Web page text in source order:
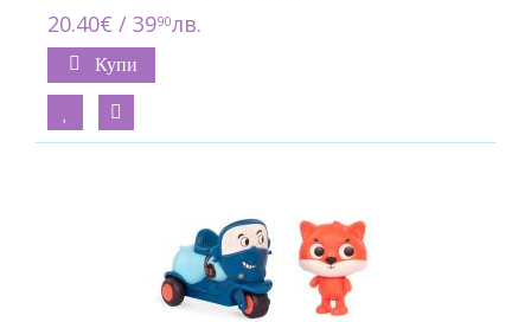
20.40€ / 3990лв.
Купи